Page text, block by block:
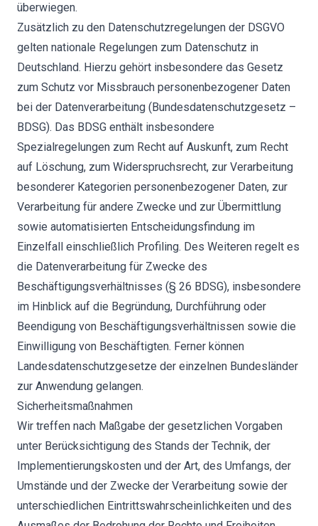
überwiegen.
Zusätzlich zu den Datenschutzregelungen der DSGVO
gelten nationale Regelungen zum Datenschutz in
Deutschland. Hierzu gehört insbesondere das Gesetz
zum Schutz vor Missbrauch personenbezogener Daten
bei der Datenverarbeitung (Bundesdatenschutzgesetz –
BDSG). Das BDSG enthält insbesondere
Spezialregelungen zum Recht auf Auskunft, zum Recht
auf Löschung, zum Widerspruchsrecht, zur Verarbeitung
besonderer Kategorien personenbezogener Daten, zur
Verarbeitung für andere Zwecke und zur Übermittlung
sowie automatisierten Entscheidungsfindung im
Einzelfall einschließlich Profiling. Des Weiteren regelt es
die Datenverarbeitung für Zwecke des
Beschäftigungsverhältnisses (§ 26 BDSG), insbesondere
im Hinblick auf die Begründung, Durchführung oder
Beendigung von Beschäftigungsverhältnissen sowie die
Einwilligung von Beschäftigten. Ferner können
Landesdatenschutzgesetze der einzelnen Bundesländer
zur Anwendung gelangen.
Sicherheitsmaßnahmen
Wir treffen nach Maßgabe der gesetzlichen Vorgaben
unter Berücksichtigung des Stands der Technik, der
Implementierungskosten und der Art, des Umfangs, der
Umstände und der Zwecke der Verarbeitung sowie der
unterschiedlichen Eintrittswahrscheinlichkeiten und des